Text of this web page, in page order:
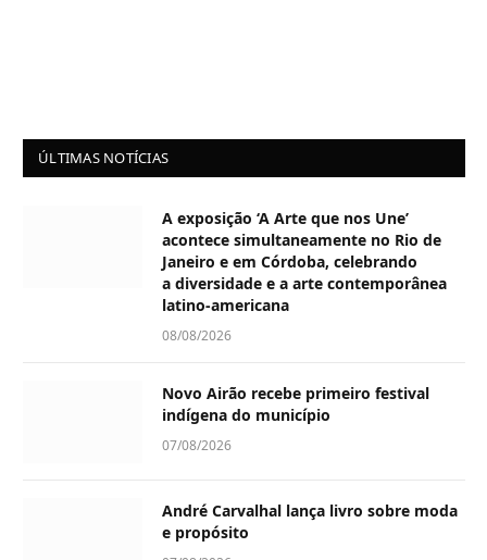
ÚLTIMAS NOTÍCIAS
A exposição ‘A Arte que nos Une’
acontece simultaneamente no Rio de
Janeiro e em Córdoba, celebrando
a diversidade e a arte contemporânea
latino-americana
08/08/2026
Novo Airão recebe primeiro festival
indígena do município
07/08/2026
André Carvalhal lança livro sobre moda
e propósito